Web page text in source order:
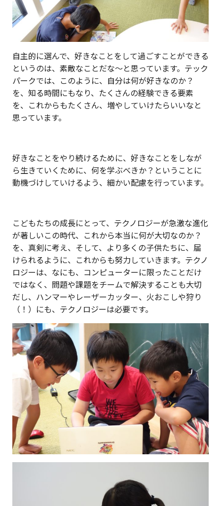
自主的に選んで、好きなことをして過ごすことができる
というのは、素敵なことだな〜と思っています。テック
パークでは、このように、自分は何が好きなのか？
を、知る時間にもなり、たくさんの経験できる要素
を、これからもたくさん、増やしていけたらいいなと
思っています。
好きなことをやり続けるために、好きなことをしなが
ら生きていくために、何を学ぶべきか？ということに
動機づけしていけるよう、細かい配慮を行っています。
こどもたちの成長にとって、テクノロジーが急激な進化
が著しいこの時代、これから本当に何が大切なのか？
を、真剣に考え、そして、より多くの子供たちに、届
けられるように、これからも努力していきます。テクノ
ロジーは、なにも、コンピューターに限ったことだけ
ではなく、問題や課題をチームで解決することも大切
だし、ハンマーやレーザーカッター、火おこしや狩り
（！）にも、テクノロジーは必要です。